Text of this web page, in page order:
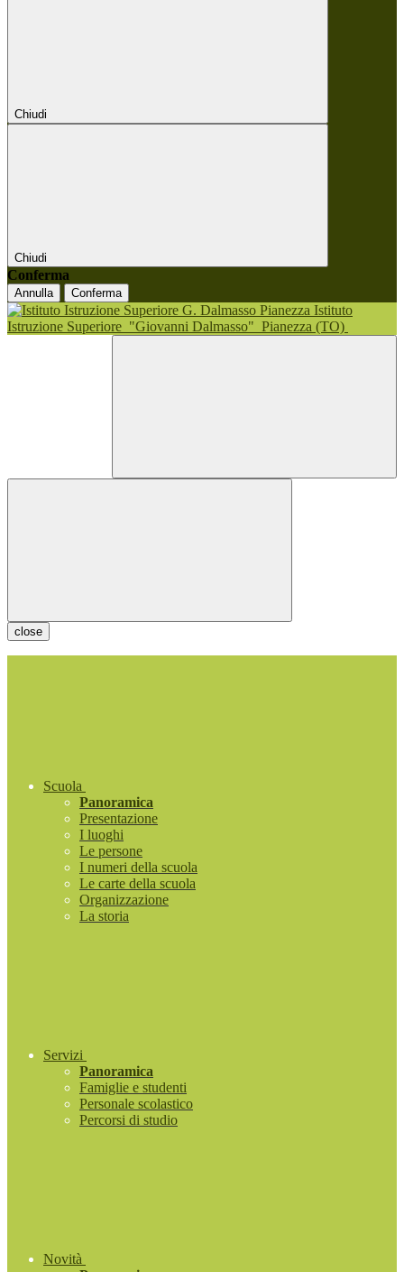
Chiudi
Chiudi
Conferma
Annulla Conferma
Istituto
Istruzione Superiore "Giovanni Dalmasso" Pianezza (TO)
close
Scuola
Panoramica
Presentazione
I luoghi
Le persone
I numeri della scuola
Le carte della scuola
Organizzazione
La storia
Servizi
Panoramica
Famiglie e studenti
Personale scolastico
Percorsi di studio
Novità